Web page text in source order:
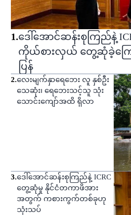
1.ဒေါ်အောင်ဆန်းစုကြည်နဲ့
ကိုယ်စားလှယ် တွေ့ဆုံခဲ့ကြ
ပြန်
2.လေးမျက်နှာရေဘေး လူ နှစ်ဦး
သေဆုံး၊ ရေဘေးသင့်သူ သုံး
သောင်းကျော်အထိ ရှိလာ
3.ဒေါ်အောင်ဆန်းစုကြည်နဲ့ ICRC
တွေ့ဆုံမှု နိုင်ငံတကာဖိအား
အတွက် ကစားကွက်တစ်ခုဟု
သုံးသပ်